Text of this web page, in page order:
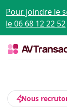
Pour joindre le
le 06 68 12 22 52
Nous